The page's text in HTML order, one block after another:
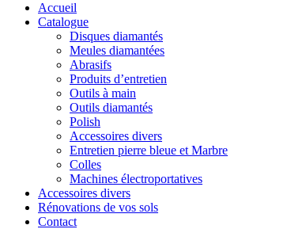
Accueil
Catalogue
Disques diamantés
Meules diamantées
Abrasifs
Produits d’entretien
Outils à main
Outils diamantés
Polish
Accessoires divers
Entretien pierre bleue et Marbre
Colles
Machines électroportatives
Accessoires divers
Rénovations de vos sols
Contact